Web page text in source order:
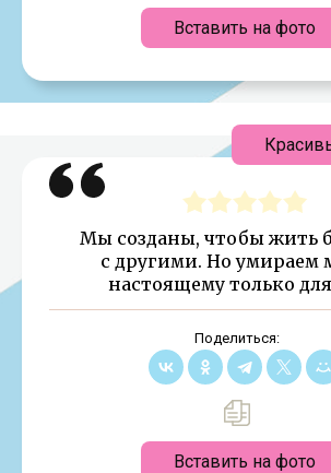
Вставить на фото
Мы созданы, чтобы жить
с другими. Но умираем
настоящему только
Поделиться:
Вставить на фото